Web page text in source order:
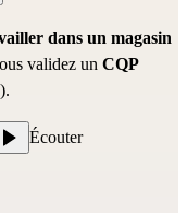
dans un magasin
validez un CQP
Écouter